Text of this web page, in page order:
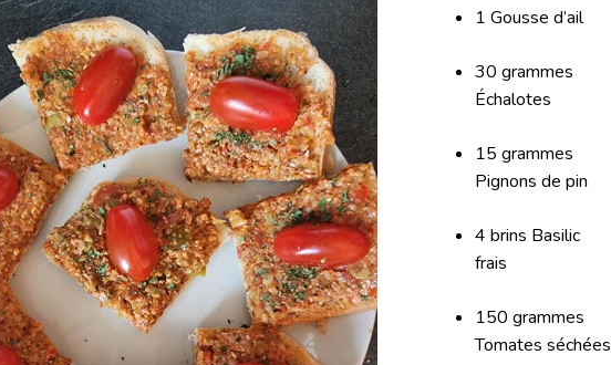
1 Gousse d’ail
30 grammes
Échalotes
15 grammes
Pignons de pin
4 brins Basilic
frais
150 grammes
Tomates séchées